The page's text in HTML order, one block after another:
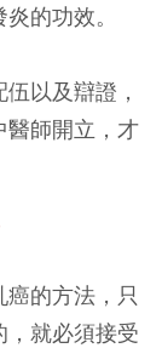
的功效。
以及辯證，
醫師開立，才
的方法，只
就必須接受